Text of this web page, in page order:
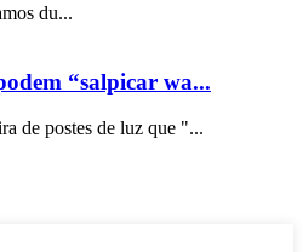
du...
“salpicar wa...
de postes de luz que "...